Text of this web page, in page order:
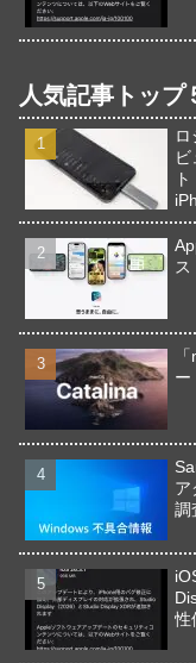
人気記事トップ
ス
ー
ア
調
性